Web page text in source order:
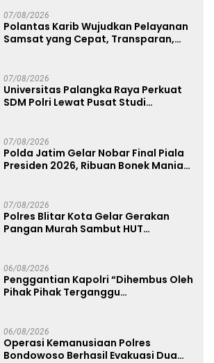
07/08/2026
Polantas Karib Wujudkan Pelayanan
Samsat yang Cepat, Transparan,
07/08/2026
Universitas Palangka Raya Perkuat
SDM Polri Lewat Pusat Studi
07/08/2026
Polda Jatim Gelar Nobar Final Piala
Presiden 2026, Ribuan Bonek Mania
07/08/2026
Polres Blitar Kota Gelar Gerakan
Pangan Murah Sambut HUT
06/08/2026
Penggantian Kapolri “Dihembus Oleh
Pihak Pihak Terganggu
06/08/2026
Operasi Kemanusiaan Polres
Bondowoso Berhasil Evakuasi Dua